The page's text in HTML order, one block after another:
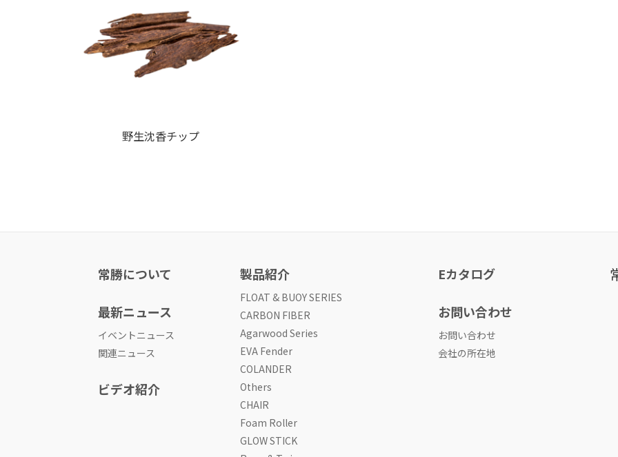
野生沈香チップ
常勝について
最新ニュース
イベントニュース
関連ニュース
ビデオ紹介
製品紹介
FLOAT & BUOY SERIES
CARBON FIBER
Agarwood Series
EVA Fender
COLANDER
Others
CHAIR
Foam Roller
GLOW STICK
Eカタログ
お問い合わせ
お問い合わせ
会社の所在地